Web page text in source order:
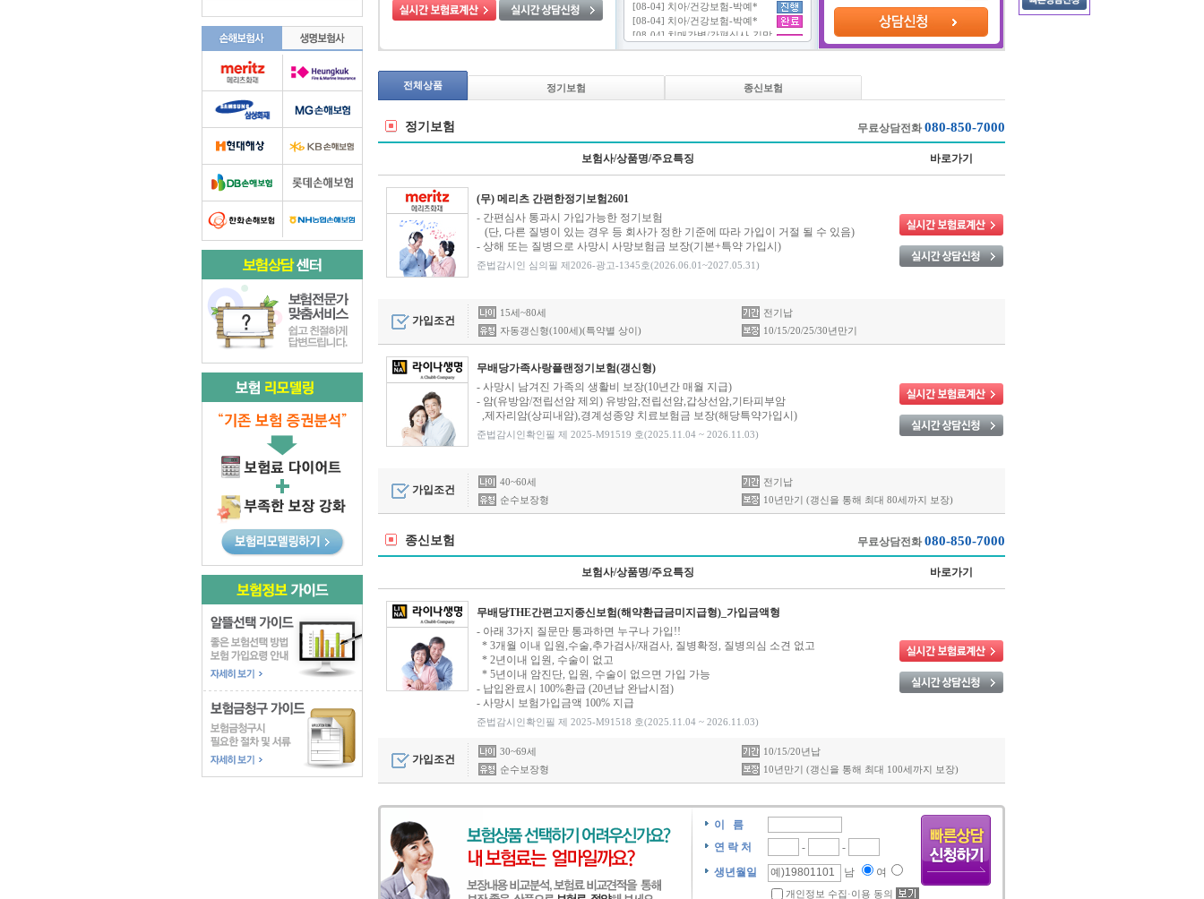
전체상품 정기보험 종신보험
정기보험 무료상담전화 080-850-7000
보험사/상품명/주요특징 바로가기
(무) 메리츠 간편한정기보험2601
- 간편심사 통과시 가입가능한 정기보험
(단, 다른 질병이 있는 경우 등 회사가 정한 기준에 따라 가입이 거절 될 수 있음)
- 상해 또는 질병으로 사망시 사망보험금 보장(기본+특약 가입시)
준법감시인 심의필 제2026-광고-1345호(2026.06.01~2027.05.31)
가입조건
15세~80세
전기납
자동갱신형(100세)(특약별 상이)
10/15/20/25/30년만기
무배당가족사랑플랜정기보험(갱신형)
- 사망시 남겨진 가족의 생활비 보장(10년간 매월 지급)
- 암(유방암/전립선암 제외) 유방암,전립선암,갑상선암,기타피부암
,제자리암(상피내암),경계성종양 치료보험금 보장(해당특약가입시)
준법감시인확인필 제 2025-M91519 호(2025.11.04 ~ 2026.11.03)
가입조건
40~60세
전기납
순수보장형
10년만기 (갱신을 통해 최대 80세까지 보장)
종신보험 무료상담전화 080-850-7000
보험사/상품명/주요특징 바로가기
무배당THE간편고지종신보험(해약환급금미지급형)_가입금액형
- 아래 3가지 질문만 통과하면 누구나 가입!!
* 3개월 이내 입원,수술,추가검사/재검사, 질병확정, 질병의심 소견 없고
* 2년이내 입원, 수술이 없고
* 5년이내 암진단, 입원, 수술이 없으면 가입 가능
- 납입완료시 100%환급 (20년납 완납시점)
- 사망시 보험가입금액 100% 지급
준법감시인확인필 제 2025-M91518 호(2025.11.04 ~ 2026.11.03)
가입조건
30~69세
10/15/20년납
순수보장형
10년만기 (갱신을 통해 최대 100세까지 보장)